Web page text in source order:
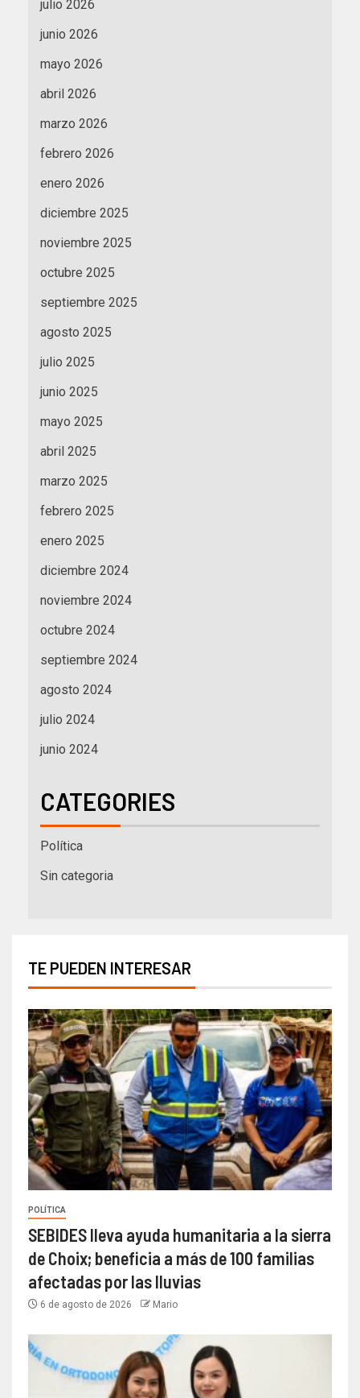
julio 2026
junio 2026
mayo 2026
abril 2026
marzo 2026
febrero 2026
enero 2026
diciembre 2025
noviembre 2025
octubre 2025
septiembre 2025
agosto 2025
julio 2025
junio 2025
mayo 2025
abril 2025
marzo 2025
febrero 2025
enero 2025
diciembre 2024
noviembre 2024
octubre 2024
septiembre 2024
agosto 2024
julio 2024
junio 2024
CATEGORIES
Política
Sin categoria
TE PUEDEN INTERESAR
POLÍTICA
SEBIDES lleva ayuda humanitaria a la sierra
de Choix; beneficia a más de 100 familias
afectadas por las lluvias
6 de agosto de 2026 Mario